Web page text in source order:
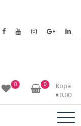
0 0
Kopā
€0.00